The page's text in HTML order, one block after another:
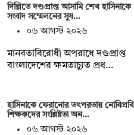
দিল্লিতে দণ্ডপ্রাপ্ত আসামি শেখ হাসিনাকে
সংবাদ সম্মেলনের সুয…
০৬ আগস্ট ২০২৬
মানবতাবিরোধী অপরাধে দণ্ডপ্রাপ্ত
বাংলাদেশের ক্ষমতাচ্যুত প্রধ…
হাসিনাকে ফেরানোর তৎপরতায় নোবিপ্রবি
শিক্ষকদের সংশ্লিষ্টতা অন…
০৬ আগস্ট ২০২৬